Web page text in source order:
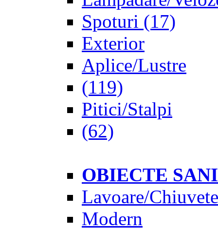
Spoturi (17)
Exterior
Aplice/Lustre
(119)
Pitici/Stalpi
(62)
OBIECTE
Lavoare/Chiuvete
Modern